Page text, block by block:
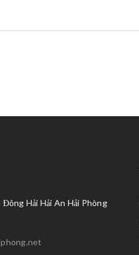
Hải Hải An Hải Phòng